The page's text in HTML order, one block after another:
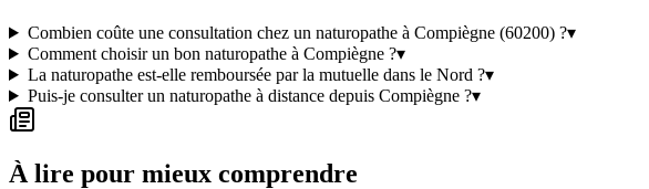
Combien coûte une consultation chez un naturopathe à Compiègne (60200) ?▾
Comment choisir un bon naturopathe à Compiègne ?▾
La naturopathe est-elle remboursée par la mutuelle dans le Nord ?▾
Puis-je consulter un naturopathe à distance depuis Compiègne ?▾
À lire pour mieux comprendre